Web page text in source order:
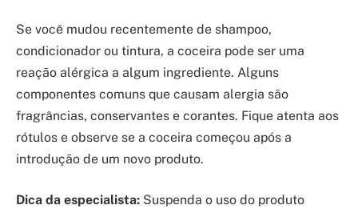
Se você mudou recentemente de shampoo,
condicionador ou tintura, a coceira pode ser uma
reação alérgica a algum ingrediente. Alguns
componentes comuns que causam alergia são
fragrâncias, conservantes e corantes. Fique atenta aos
rótulos e observe se a coceira começou após a
introdução de um novo produto.
Dica da especialista: Suspenda o uso do produto